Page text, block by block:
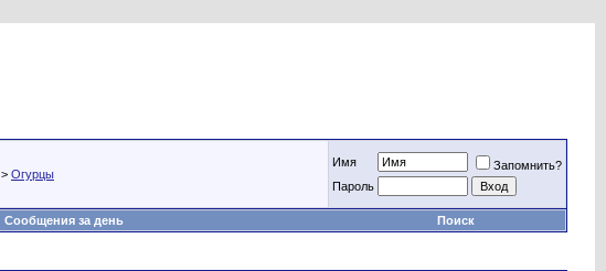
> Огурцы
Имя
Запомнить?
Пароль
Сообщения за день Поиск